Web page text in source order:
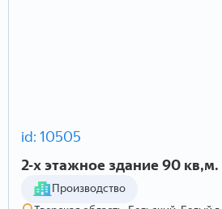
id: 10505
2-х этажное здание 90 кв,м.
Производство